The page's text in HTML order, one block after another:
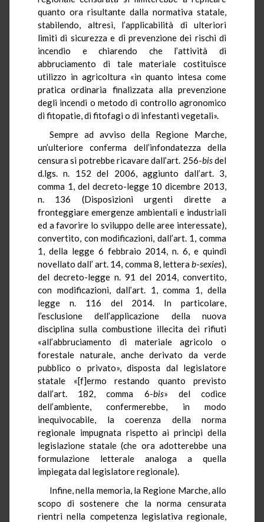
quanto ora risultante dalla normativa statale,
stabilendo, altresì, l’applicabilità di ulteriori
limiti di sicurezza e di prevenzione dei rischi di
incendio e chiarendo che l’attività di
abbruciamento di tale materiale costituisce
utilizzo in agricoltura «in quanto intesa come
pratica ordinaria finalizzata alla prevenzione
degli incendi o metodo di controllo agronomico
di fitopatie, di fitofagi o di infestanti vegetali».
Sempre ad avviso della Regione Marche,
un’ulteriore conferma dell’infondatezza della
censura si potrebbe ricavare dall’art. 256-bisdel
d.lgs. n. 152 del 2006, aggiunto dall’art. 3,
comma 1, del decreto-legge 10 dicembre 2013,
n. 136 (Disposizioni urgenti dirette a
fronteggiare emergenze ambientali e industriali
ed a favorire lo sviluppo delle aree interessate),
convertito, con modificazioni, dall’art. 1, comma
1, della legge 6 febbraio 2014, n. 6, e quindi
novellato dall’ art. 14, comma 8, letterab-sexies),
del decreto-legge n. 91 del 2014, convertito,
con modificazioni, dall’art. 1, comma 1, della
legge n. 116 del 2014. In particolare,
l’esclusione dell’applicazione della nuova
disciplina sulla combustione illecita dei rifiuti
«all’abbruciamento di materiale agricolo o
forestale naturale, anche derivato da verde
pubblico o privato», disposta dal legislatore
statale «[f]ermo restando quanto previsto
dall’art. 182, comma 6-bis» del codice
dell’ambiente, confermerebbe, in modo
inequivocabile, la coerenza della norma
regionale impugnata rispetto ai principi della
legislazione statale (che ora adotterebbe una
formulazione letterale analoga a quella
impiegata dal legislatore regionale).
Infine, nella memoria, la Regione Marche, allo
scopo di sostenere che la norma censurata
rientri nella competenza legislativa regionale,